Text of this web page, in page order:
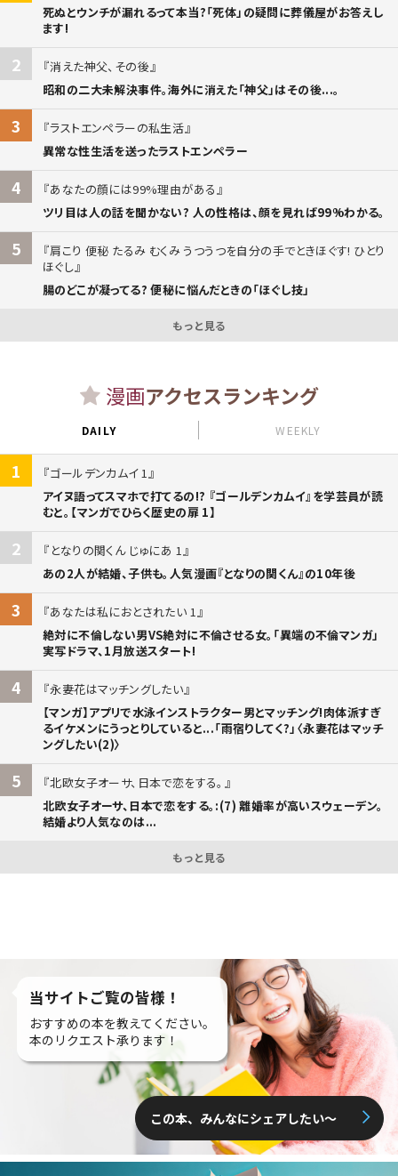
死ぬとウンチが漏れるって本当?「死体」の疑問に葬儀屋がお答えし
ます!
2
消えた神父、その後
昭和の二大未解決事件。海外に消えた「神父」はその後...。
3
ラストエンペラーの私生活
異常な性生活を送ったラストエンペラー
4
あなたの顔には99%理由がある
ツリ目は人の話を聞かない? 人の性格は、顔を見れば99%わかる。
5
肩こり 便秘 たるみ むくみ うつうつを自分の手でときほぐす! ひとり
ほぐし
腸のどこが凝ってる? 便秘に悩んだときの「ほぐし技」
もっと見る
漫画アクセスランキング
DAILY WEEKLY
1
ゴールデンカムイ 1
アイヌ語ってスマホで打てるの!? 『ゴールデンカムイ』を学芸員が読
むと。【マンガでひらく歴史の扉 1】
2
となりの関くん じゅにあ 1
あの2人が結婚、子供も。人気漫画『となりの関くん』の10年後
3
あなたは私におとされたい 1
絶対に不倫しない男VS絶対に不倫させる女。「異端の不倫マンガ」
実写ドラマ、1月放送スタート!
4
永妻花はマッチングしたい
【マンガ】アプリで水泳インストラクター男とマッチング!肉体派すぎ
るイケメンにうっとりしていると...「雨宿りしてく?」〈永妻花はマッチ
ングしたい(2)〉
5
北欧女子オーサ、日本で恋をする。
北欧女子オーサ、日本で恋をする。:(7) 離婚率が高いスウェーデン。
結婚より人気なのは...
もっと見る
当サイトご覧の皆様！
おすすめの本を教えてください。
本のリクエスト承ります！
この本、みんなにシェアしたい〜